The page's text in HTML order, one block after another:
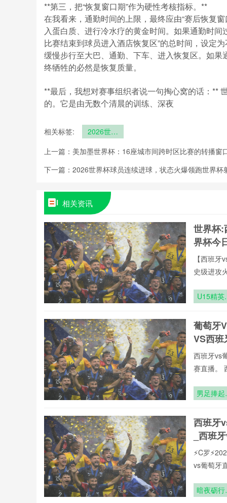
**第三，把“恢复窗口期”作为硬性考核指标。**
在我看来，通勤时间的上限，最终应由“赛后恢复
入蛋白质、进行冷水疗的黄金时间。如果通勤时
比赛结束到球员进入酒店恢复区”的总时间，设定
缓慢步行至大巴、通勤、下车、进入恢复区。如
终牺牲的必然是恢复质量。
**最后，我想对赛事组织者说一句掏心窝的话：**
的。它是由无数个清晨的训练、深夜
相关标签:
2026世界
与比赛场馆
时间上限
上一篇： 美加墨世界杯：16座城市间跨时区比赛的转播窗
下一篇： 2026世界杯球员连续进球，状态火爆领跑世界杯
相关资讯
世界杯:
界杯今
【西班
史级进攻
U15精英
的唯一通
葡萄牙
VS西班
西班牙vs
赛直播。
男足捧起
西班牙
_西班
⚡️C罗
vs葡萄牙
暗夜砺行